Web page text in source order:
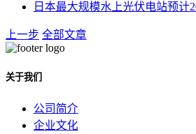
日本最大规模水上光伏电站预计
上一步 全部文章
关于我们
公司简介
企业文化